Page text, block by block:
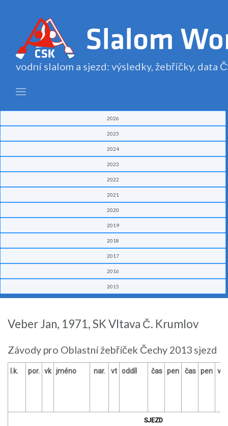
vodní slalom a sjezd: výsledky, žebříčky, data
2026
2025
2024
2023
2022
2021
2020
2019
2018
2017
2016
2015
Veber Jan, 1971, SK Vltava Č. Krumlov
Závody pro Oblastní žebříček Čechy 2013 sjezd
l.k. por. vk jméno nar. vt oddíl čas pen čas pen
SJEZD